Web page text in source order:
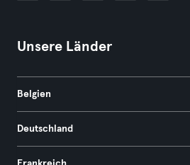
Unsere Länder
Belgien
Deutschland